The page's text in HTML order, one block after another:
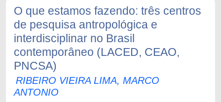
O que estamos fazendo: três centros
de pesquisa antropológica e
interdisciplinar no Brasil
contemporâneo (LACED, CEAO,
PNCSA)
RIBEIRO VIEIRA LIMA, MARCO
ANTONIO